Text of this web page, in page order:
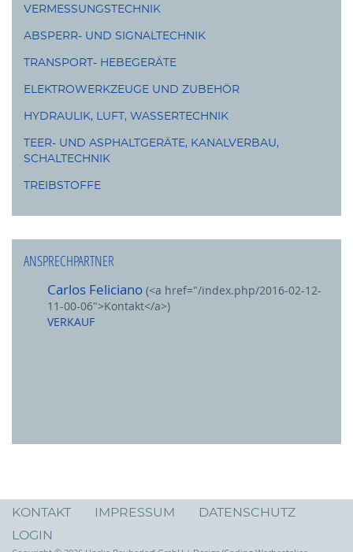
VERMESSUNGSTECHNIK
ABSPERR- UND SIGNALTECHNIK
TRANSPORT- HEBEGERÄTE
ELEKTROWERKZEUGE UND ZUBEHÖR
HYDRAULIK, LUFT, WASSERTECHNIK
TEER- UND ASPHALTGERÄTE, KANALVERBAU,
SCHALTECHNIK
TREIBSTOFFE
ANSPRECHPARTNER
Carlos Feliciano (<a href="/index.php/2016-02-12-
11-00-06">Kontakt</a>)
VERKAUF
KONTAKT IMPRESSUM
DATENSCHUTZ
LOGIN